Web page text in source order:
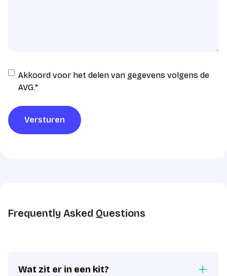
Instemming
AVG
Akkoord voor het delen van gegevens volgens de
AVG.*
Versturen
Frequently Asked Questions
Wat zit er in een kit?